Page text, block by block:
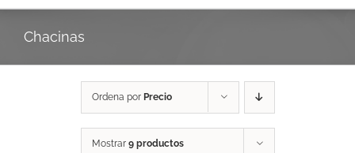
Chacinas
Ordena por Precio
Mostrar 9 productos